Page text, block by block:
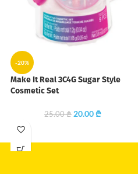
-20%
Make It Real 3C4G Sugar Style
Cosmetic Set
25.00₾ 20.00₾